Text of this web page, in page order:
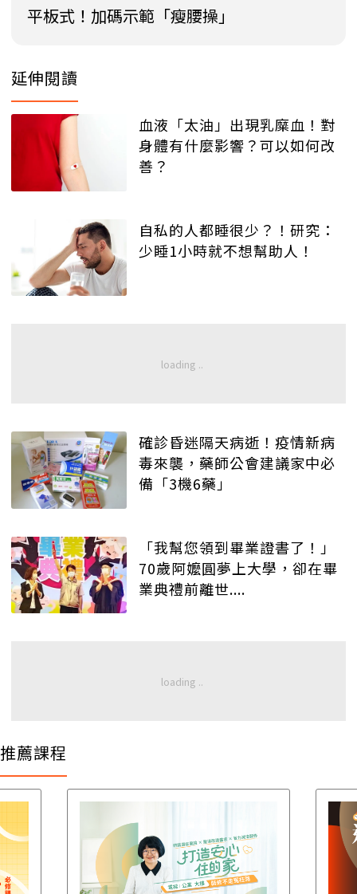
平板式！加碼示範「瘦腰操」
延伸閱讀
血液「太油」出現乳糜血！對
身體有什麼影響？可以如何改
善？
自私的人都睡很少？！研究：
少睡1小時就不想幫助人！
確診昏迷隔天病逝！疫情新病
毒來襲，藥師公會建議家中必
備「3機6藥」
「我幫您領到畢業證書了！」
70歲阿嬤圓夢上大學，卻在畢
業典禮前離世....
推薦課程